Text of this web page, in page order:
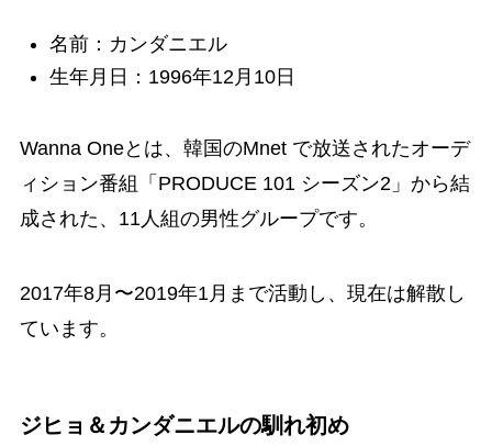
名前：カンダニエル
生年月日：1996年12月10日
Wanna Oneとは、韓国のMnet で放送されたオーデ
ィション番組「PRODUCE 101 シーズン2」から結
成された、11人組の男性グループです。
2017年8月〜2019年1月まで活動し、現在は解散し
ています。
ジヒョ＆カンダニエルの馴れ初め